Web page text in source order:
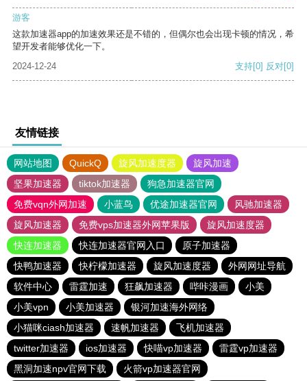
游客
这款加速器app的加速效果还是不错的，但偶尔也会出现卡顿的情况，希
望开发者能够优化一下。
2024-12-24
支持[0] 反对[0]
友情链接
网站地图 QuickQ 旋风加速度器
旋风加速
坚果加速器
tiktok加速器
狗急加速器官网
免费vqn外网加速
小蓝鸟 优途加速器官网
风驰加速器
旋风加速器
免费vps加速器外网苹果版
旋风加速度器
快连加速器
快连加速器官网入口
原子加速器
快鸭加速器
快柠檬加速器 旋风加速度器
外网网址导航
软件中心
雷霆加速 狂飙加速器 哔咔漫画
小美
小美vpn
小美加速器
银河加速海外网络
小猫咪ciash加速器
速帆加速器
飞机加速器
twitter加速器
ios加速器 快喵vp加速器
雷霆vp加速器
黑洞加速npv官网下载
火箭vp加速器官网